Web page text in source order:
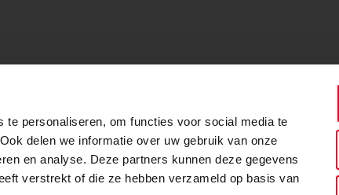
personaliseren, om functies voor social media te
delen we informatie over uw gebruik van onze
en analyse. Deze partners kunnen deze gegevens
verstrekt of die ze hebben verzameld op basis van